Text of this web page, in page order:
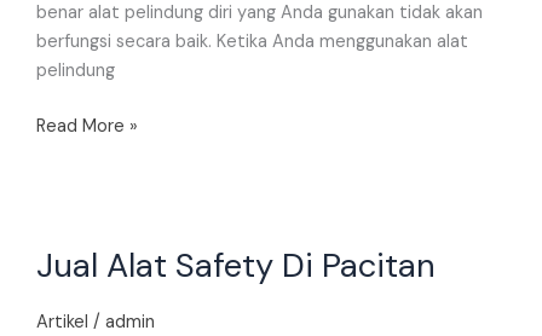
benar alat pelindung diri yang Anda gunakan tidak akan
berfungsi secara baik. Ketika Anda menggunakan alat
pelindung
Read More »
Jual Alat Safety Di Pacitan
Artikel / admin
Alat
Di